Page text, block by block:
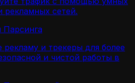
рекламных сетей.
Парсинга
рекламу и трекеры для более
и чистой работы в